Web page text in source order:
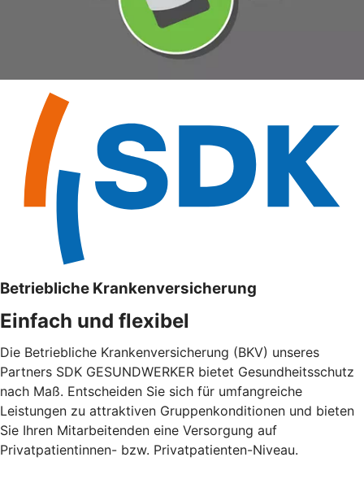
Betriebliche Krankenversicherung
Einfach und flexibel
Die Betriebliche Krankenversicherung (BKV) unseres
Partners SDK GESUNDWERKER bietet Gesundheitsschutz
nach Maß. Entscheiden Sie sich für umfangreiche
Leistungen zu attraktiven Gruppenkonditionen und bieten
Sie Ihren Mitarbeitenden eine Versorgung auf
Privatpatientinnen- bzw. Privatpatienten-Niveau.